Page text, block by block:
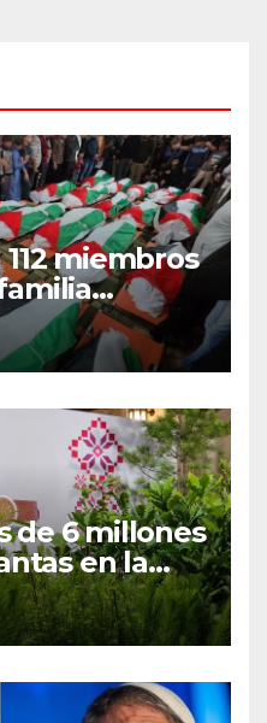
miembros
el
de 6 millones
en la
de